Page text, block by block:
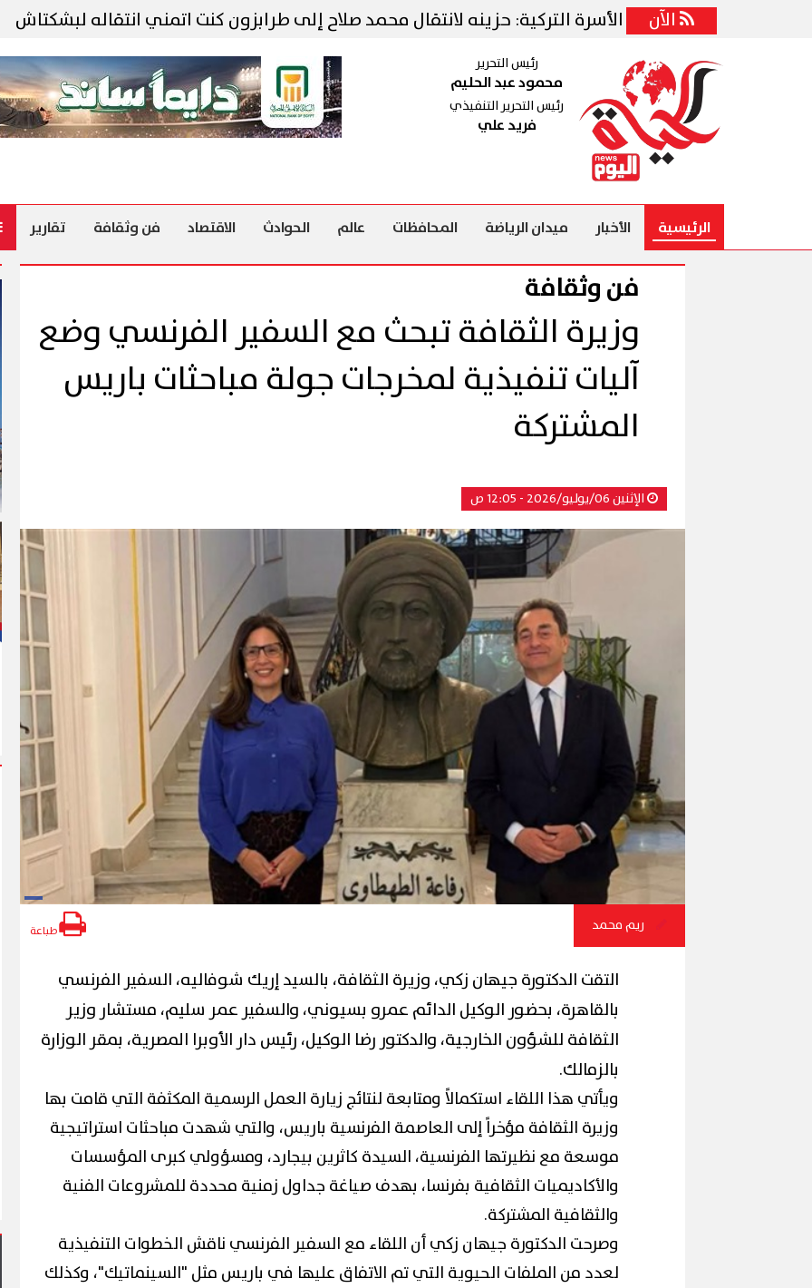
الآن
وزيرة الأسرة التركية: حزينه لانتقال محمد صلاح إلى طرابزون كنت اتمني انتقاله لبشكتاش
رئيس التحرير
محمود عبد الحليم
رئيس التحرير التنفيذي
فريد علي
الرئيسية الأخبار ميدان الرياضة المحافظات عالم الحوادث الاقتصاد فن وثقافة تقارير
فن وثقافة
وزيرة الثقافة تبحث مع السفير الفرنسي وضع
آليات تنفيذية لمخرجات جولة مباحثات باريس
المشتركة
الإثنين 06/يوليو/2026 - 12:05 ص
ريم محمد طباعة
​التقت الدكتورة جيهان زكي، وزيرة الثقافة، بالسيد إريك شوفاليه، السفير الفرنسي
بالقاهرة، بحضور الوكيل الدائم عمرو بسيوني، والسفير عمر سليم، مستشار وزير
الثقافة للشؤون الخارجية، والدكتور رضا الوكيل، رئيس دار الأوبرا المصرية، بمقر الوزارة
بالزمالك.
​ويأتي هذا اللقاء استكمالاً ومتابعة لنتائج زيارة العمل الرسمية المكثفة التي قامت بها
وزيرة الثقافة مؤخراً إلى العاصمة الفرنسية باريس، والتي شهدت مباحثات استراتيجية
موسعة مع نظيرتها الفرنسية، السيدة كاثرين بيجارد، ومسؤولي كبرى المؤسسات
والأكاديميات الثقافية بفرنسا، بهدف صياغة جداول زمنية محددة للمشروعات الفنية
والثقافية المشتركة.
​وصرحت الدكتورة جيهان زكي أن اللقاء مع السفير الفرنسي ناقش الخطوات التنفيذية
لعدد من الملفات الحيوية التي تم الاتفاق عليها في باريس مثل "السينماتيك"، وكذلك